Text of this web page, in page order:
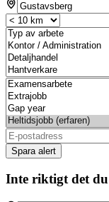
Spara alert
Inte riktigt det